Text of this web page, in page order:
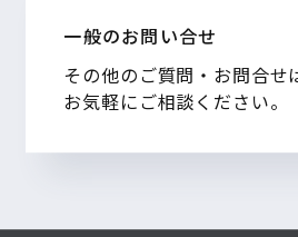
一般のお問い合せ
その他のご質問・お問合せ
お気軽にご相談ください。